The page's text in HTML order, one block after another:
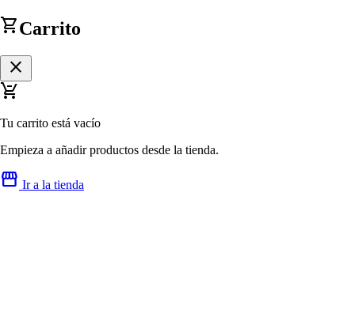
shopping_cartCarrito
close
remove_shopping_cart
Tu carrito está vacío
Empieza a añadir productos desde la tienda.
storefront Ir a la tienda